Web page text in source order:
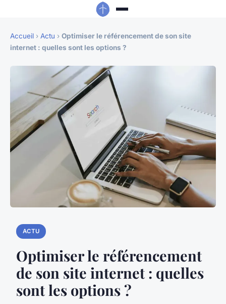
Accueil › Actu › Optimiser le référencement de son site
internet : quelles sont les options ?
ACTU
Optimiser le référencement
de son site internet : quelles
sont les options ?